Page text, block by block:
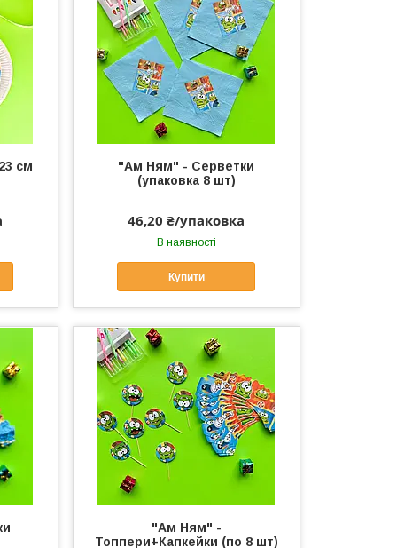
см
"Ам Ням" - Серветки
(упаковка 8 шт)
46,20 ₴/упаковка
В наявності
Купити
"Ам Ням" -
Топпери+Капкейки (по 8 шт)